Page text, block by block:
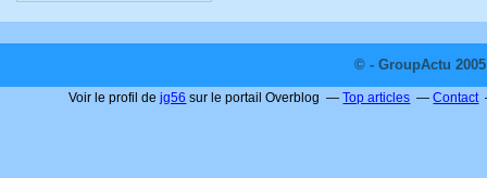
© - GroupActu
Voir le profil dejg56 sur le portail Overblog Top articles Contact